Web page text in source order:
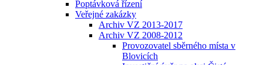
Poptávková řízení
Veřejné zakázky
Archiv VZ 2013-2017
Archiv VZ 2008-2012
Provozovatel sběrného místa v
Blovicích